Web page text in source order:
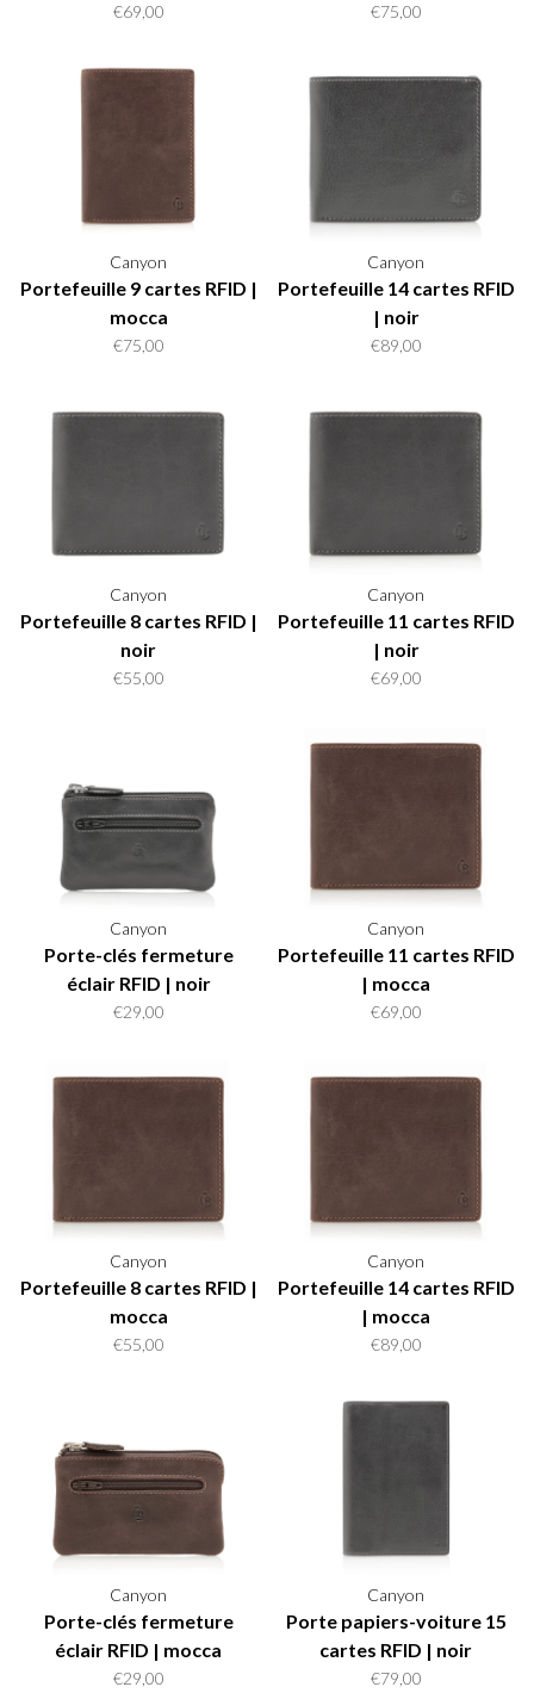
€69,00 €75,00
Canyon
Portefeuille 9 cartes RFID |
mocca
€75,00
Canyon
Portefeuille 14 cartes RFID
| noir
€89,00
Canyon
Portefeuille 8 cartes RFID |
noir
€55,00
Canyon
Portefeuille 11 cartes RFID
| noir
€69,00
Canyon
Porte-clés fermeture
éclair RFID | noir
€29,00
Canyon
Portefeuille 11 cartes RFID
| mocca
€69,00
Canyon
Portefeuille 8 cartes RFID |
mocca
€55,00
Canyon
Portefeuille 14 cartes RFID
| mocca
€89,00
Canyon
Porte-clés fermeture
éclair RFID | mocca
€29,00
Canyon
Porte papiers-voiture 15
cartes RFID | noir
€79,00